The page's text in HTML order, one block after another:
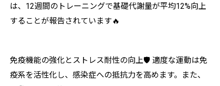
は、12週間のトレーニングで基礎代謝量が平均12%向上
することが報告されています🔥
免疫機能の強化とストレス耐性の向上🛡️ 適度な運動は免
疫系を活性化し、感染症への抵抗力を高めます。また、